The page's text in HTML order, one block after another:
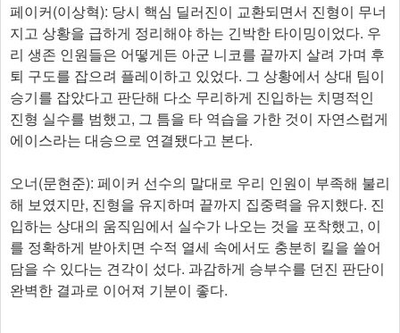
페이커(이상혁): 당시 핵심 딜러진이 교환되면서 진형이 무너
지고 상황을 급하게 정리해야 하는 긴박한 타이밍이었다. 우
리 생존 인원들은 어떻게든 아군 니코를 끝까지 살려 가며 후
퇴 구도를 잡으려 플레이하고 있었다. 그 상황에서 상대 팀이
승기를 잡았다고 판단해 다소 무리하게 진입하는 치명적인
진형 실수를 범했고, 그 틈을 타 역습을 가한 것이 자연스럽게
에이스라는 대승으로 연결됐다고 본다.
오너(문현준): 페이커 선수의 말대로 우리 인원이 부족해 불리
해 보였지만, 진형을 유지하며 끝까지 집중력을 유지했다. 진
입하는 상대의 움직임에서 실수가 나오는 것을 포착했고, 이
를 정확하게 받아치면 수적 열세 속에서도 충분히 킬을 쓸어
담을 수 있다는 견각이 섰다. 과감하게 승부수를 던진 판단이
완벽한 결과로 이어져 기분이 좋다.